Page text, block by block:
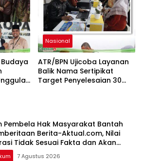
Adat Dilecehkan”
Nasional
ATR/BPN Ujicoba Layanan
Balik Nama Sertipikat
Target Penyelesaian 30
Pembela Hak Masyarakat Bantah
Berita-Aktual.com, Nilai
Tidak Sesuai Fakta dan Akan
Jalur Dewan Pers
7 Agustus 2026